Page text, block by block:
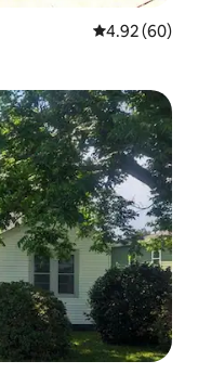
Calificación
4.92 (60)